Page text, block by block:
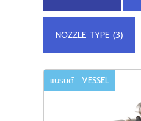
NOZZLE TYPE (3)
แบรนด์ : VESSEL